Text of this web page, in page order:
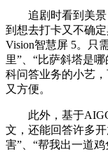
追剧时看到美景
到想去打卡又不确
Vision智慧屏 5。只
里”、“比萨斜塔是
科问答业务的小艺
又方便。
此外，基于AIGC
文，还能回答许多
害”、“帮我出一道